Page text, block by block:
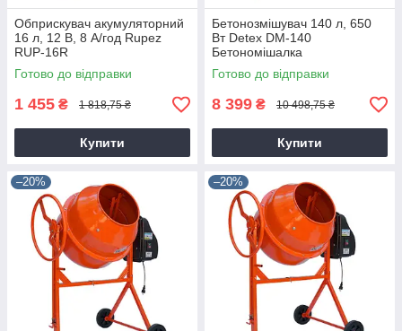
Обприскувач акумуляторний
16 л, 12 В, 8 А/год Rupez
RUP-16R
Готово до відправки
1 455 ₴ 1 818,75 ₴
Купити
Бетонозмішувач 140 л, 650
Вт Detex DM-140
Бетономішалка
Готово до відправки
8 399 ₴ 10 498,75 ₴
Купити
–20% –20%